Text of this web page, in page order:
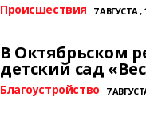
Происшествия 7 АВГУСТА ,
В Октябрьском
детский сад
Благоустройство 7